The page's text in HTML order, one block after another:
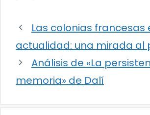
Las colonias francesas
actualidad: una mirada al
Análisis de «La
memoria» de Dalí